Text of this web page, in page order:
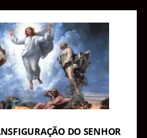
DO SENHOR